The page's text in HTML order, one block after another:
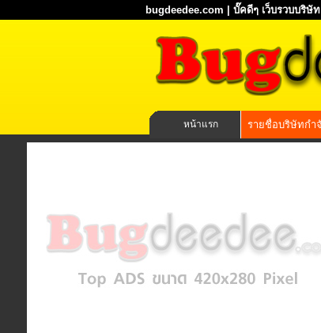
bugdeedee.com | บั๊คดีๆ เว็บรวบบริษั
หน้าแรก รายชื่อบริษัทกำ